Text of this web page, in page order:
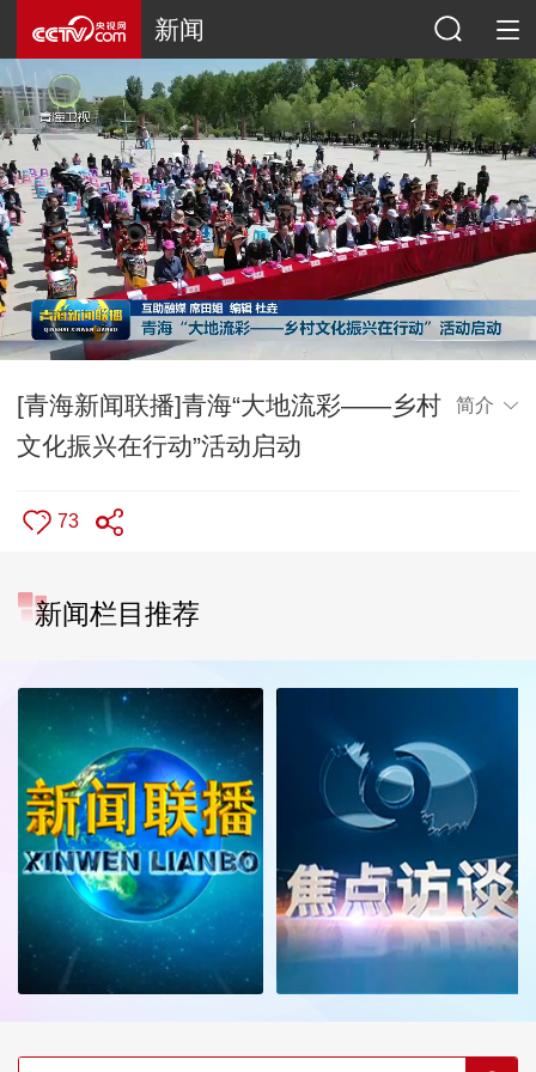
新闻
[青海新闻联播]青海“大地流彩——乡村
文化振兴在行动”活动启动
简介
73
新闻栏目推荐